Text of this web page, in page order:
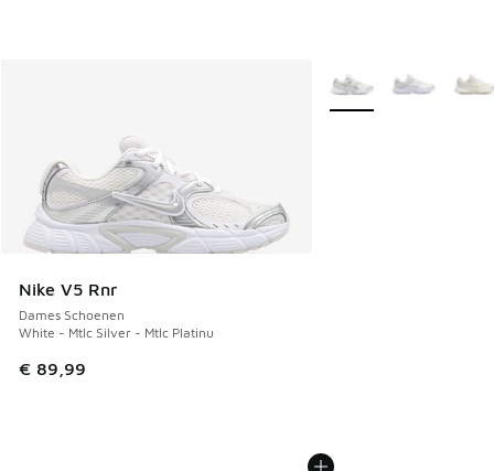
Nike V5 Rnr
Dames Schoenen
White - Mtlc Silver - Mtlc Platinu
€ 89,99
Meer kleuren